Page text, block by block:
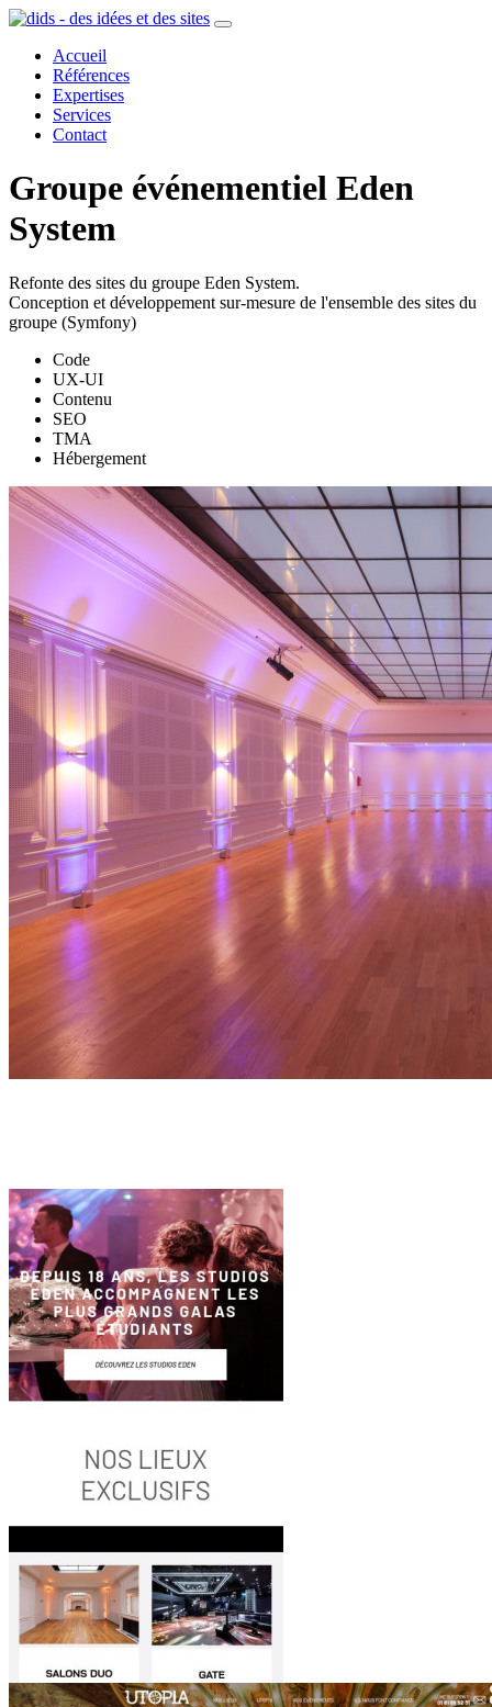
Accueil
Références
Expertises
Services
Contact
Groupe événementiel Eden
System
Refonte des sites du groupe Eden System.
Conception et développement sur-mesure de l'ensemble des sites du
groupe (Symfony)
Code
UX-UI
Contenu
SEO
TMA
Hébergement